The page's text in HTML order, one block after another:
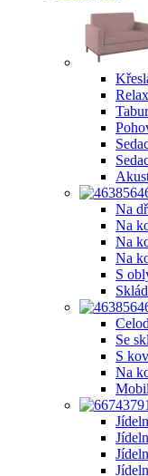
Na
Na
Na
Na
S
Se
S
Na